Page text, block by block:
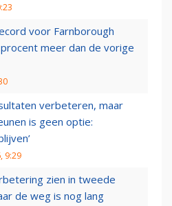
voor Farnborough
meer dan de vorige
verbeteren, maar
is geen optie:
9:29
zien in tweede
de weg is nog lang